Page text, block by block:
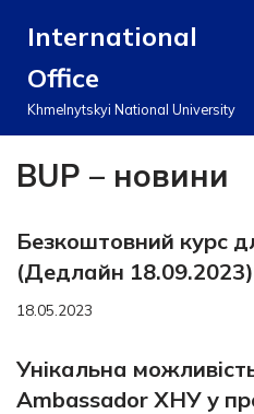
до
вмісту
International
Office
Khmelnytskyi National University
BUP – новини
Безкоштовний курс
(Дедлайн 18.09.2023)
18.05.2023
Унікальна
Ambassador ХНУ у